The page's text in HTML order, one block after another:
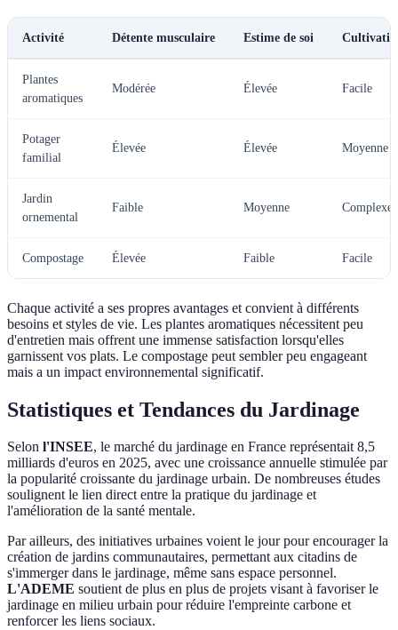
Activité Détente musculaire Estime de soi
Plantes
aromatiques
Modérée Élevée Facile
Potager
familial
Élevée Élevée Moyenne
Jardin
ornemental
Faible Moyenne Complexe
Compostage Élevée Faible Facile
Chaque activité a ses propres avantages et convient à différents
besoins et styles de vie. Les plantes aromatiques nécessitent peu
d'entretien mais offrent une immense satisfaction lorsqu'elles
garnissent vos plats. Le compostage peut sembler peu engageant
mais a un impact environnemental significatif.
Statistiques et Tendances du Jardinage
Selon l'INSEE, le marché du jardinage en France représentait 8,5
milliards d'euros en 2025, avec une croissance annuelle stimulée par
la popularité croissante du jardinage urbain. De nombreuses études
soulignent le lien direct entre la pratique du jardinage et
l'amélioration de la santé mentale.
Par ailleurs, des initiatives urbaines voient le jour pour encourager la
création de jardins communautaires, permettant aux citadins de
s'immerger dans le jardinage, même sans espace personnel.
L'ADEME soutient de plus en plus de projets visant à favoriser le
jardinage en milieu urbain pour réduire l'empreinte carbone et
renforcer les liens sociaux.